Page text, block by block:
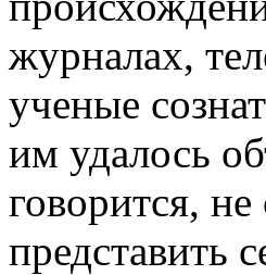
журналах,
ученые
им удалось
говорится,
представить